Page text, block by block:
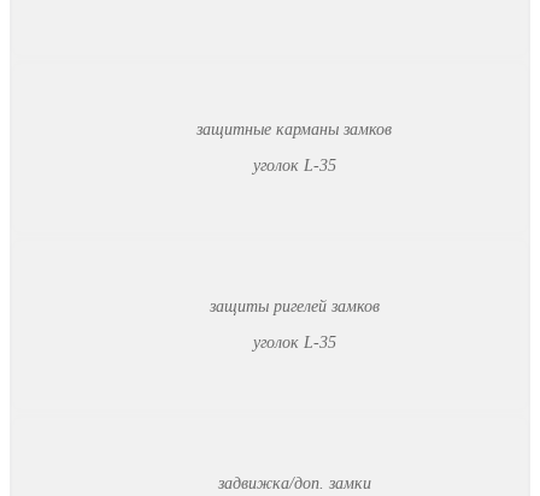
защитные карманы замков
уголок L-35
защиты ригелей замков
уголок L-35
задвижка/доп. замки